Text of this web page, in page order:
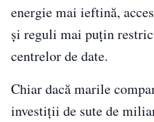
energie mai ieftină,
și reguli mai puțin
centrelor de date.
Chiar dacă marile
investiții de sute de